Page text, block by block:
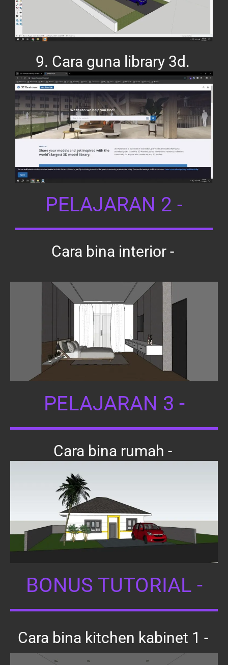
9. Cara guna library 3d.
PELAJARAN 2 -
Cara bina interior -
PELAJARAN 3 -
Cara bina rumah -
BONUS TUTORIAL -
Cara bina kitchen kabinet 1 -